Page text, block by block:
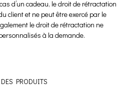
d’un cadeau, le droit de rétractation
client et ne peut être exercé par le
le droit de rétractation ne
à la demande.
PRODUITS